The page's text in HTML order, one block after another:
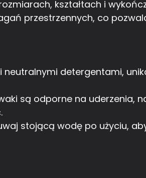
kształtach i
przestrzennych, co
neutralnymi detergentami,
są odporne na uderzenia,
stojącą wodę po użyciu,